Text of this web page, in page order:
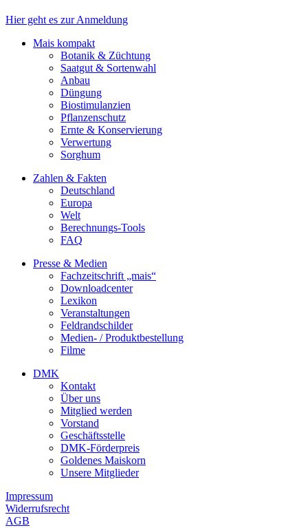
Hier geht es zur Anmeldung
Mais kompakt
Botanik & Züchtung
Saatgut & Sortenwahl
Anbau
Düngung
Biostimulanzien
Pflanzenschutz
Ernte & Konservierung
Verwertung
Sorghum
Zahlen & Fakten
Deutschland
Europa
Welt
Berechnungs-Tools
FAQ
Presse & Medien
Fachzeitschrift „mais“
Downloadcenter
Lexikon
Veranstaltungen
Feldrandschilder
Medien- / Produktbestellung
Filme
DMK
Kontakt
Über uns
Mitglied werden
Vorstand
Geschäftsstelle
DMK-Förderpreis
Goldenes Maiskorn
Unsere Mitglieder
Impressum
Widerrufsrecht
AGB